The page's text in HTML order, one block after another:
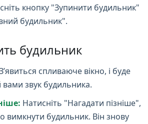
кнопку "Зупинити будильник"
будильник".
будильник
спливаюче вікно, і буде
звук будильника.
Натисніть "Нагадати пізніше",
вимкнути будильник. Він знову